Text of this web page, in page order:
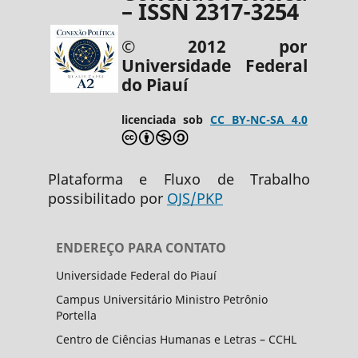
– ISSN 2317-3254
© 2012 por
Universidade Federal
do Piauí
licenciada sob CC BY-NC-SA 4.0
Plataforma e Fluxo de Trabalho
possibilitado por OJS/PKP
ENDEREÇO PARA CONTATO
Universidade Federal do Piauí
Campus Universitário Ministro Petrônio
Portella
Centro de Ciências Humanas e Letras – CCHL